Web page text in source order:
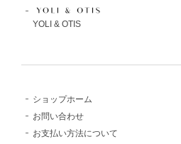
YOLI & OTIS
ショップホーム
お問い合わせ
お支払い方法について